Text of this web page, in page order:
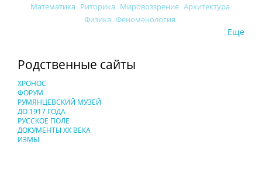
Математика Риторика Мировоззрение Архитектура
Физика Феноменология
Еще
Родственные сайты
ХРОНОС
ФОРУМ
РУМЯНЦЕВСКИЙ МУЗЕЙ
ДО 1917 ГОДА
РУССКОЕ ПОЛЕ
ДОКУМЕНТЫ XX ВЕКА
ИЗМЫ